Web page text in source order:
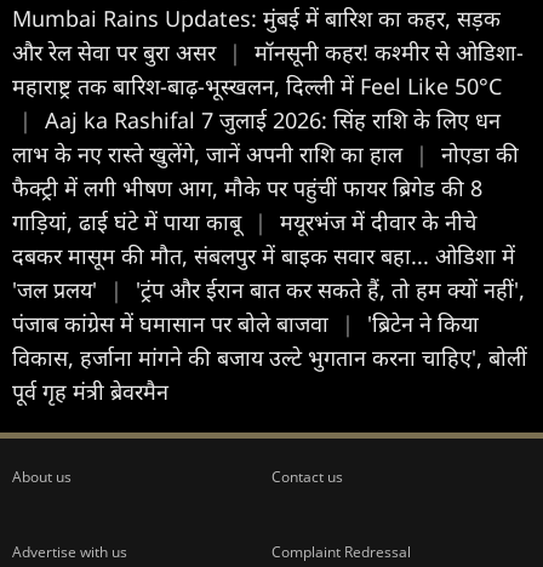
Mumbai Rains Updates: मुंबई में बारिश का कहर, सड़क
और रेल सेवा पर बुरा असर |
मॉनसूनी कहर! कश्मीर से ओडिशा-
महाराष्ट्र तक बारिश-बाढ़-भूस्खलन, दिल्ली में Feel Like 50°C
|
Aaj ka Rashifal 7 जुलाई 2026: सिंह राशि के लिए धन
लाभ के नए रास्ते खुलेंगे, जानें अपनी राशि का हाल |
नोएडा की
फैक्ट्री में लगी भीषण आग, मौके पर पहुंचीं फायर ब्रिगेड की 8
गाड़ियां, ढाई घंटे में पाया काबू |
मयूरभंज में दीवार के नीचे
दबकर मासूम की मौत, संबलपुर में बाइक सवार बहा... ओडिशा में
'जल प्रलय'
|
'ट्रंप और ईरान बात कर सकते हैं, तो हम क्यों नहीं',
पंजाब कांग्रेस में घमासान पर बोले बाजवा
|
'ब्रिटेन ने किया
विकास, हर्जाना मांगने की बजाय उल्टे भुगतान करना चाहिए', बोलीं
पूर्व गृह मंत्री ब्रेवरमैन
About us Contact us
Advertise with us Complaint Redressal